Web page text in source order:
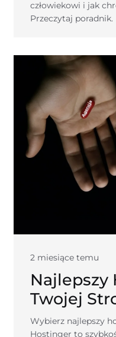
człowiekowi i jak
Przeczytaj poradnik.
2 miesiące temu
Najlepszy
Twojej
Wybierz najlepszy
Hostinger to